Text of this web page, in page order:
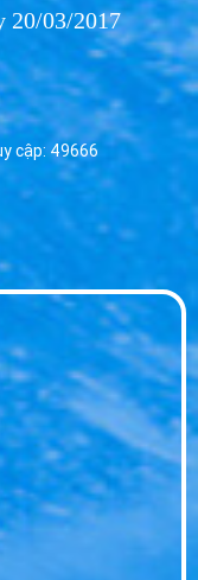
Giải Pháp Nước
Lức - Phân
An - Giao Nhanh
20/03/2017
cập: 49666